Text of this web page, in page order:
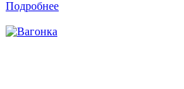
Подробнее